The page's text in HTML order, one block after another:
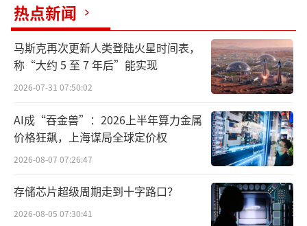
北京时间5月25日5时13分，在轨执行任务
的神舟二十一号航天员乘组打开“家门”，欢
迎远道而来的神舟二十三号航天员乘组入驻中
国空间站，这是中国航天史上第八次“太空会
进驻 。随后，两个航天员乘组拍下“全家
福”，共同向牵挂他们的全国人民报平安。后
续，两个航天员乘组将在空间站进行在轨轮
换。
热点新闻
马斯克再次更新人类登陆火星时间表，
称“大约 5 至 7 年后”能实现
2026-07-31 07:50:02
AI成“吞金兽”：2026上半年算力金属
价格狂飙，上海谋局全球定价权
2026-08-07 07:26:47
存储芯片超级周期走到十字路口？
2026-08-05 07:30:41